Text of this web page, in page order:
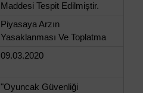
Maddesi Tespit Edilmiştir.
Piyasaya Arzın
Yasaklanması Ve Toplatma
09.03.2020
"Oyuncak Güvenliği